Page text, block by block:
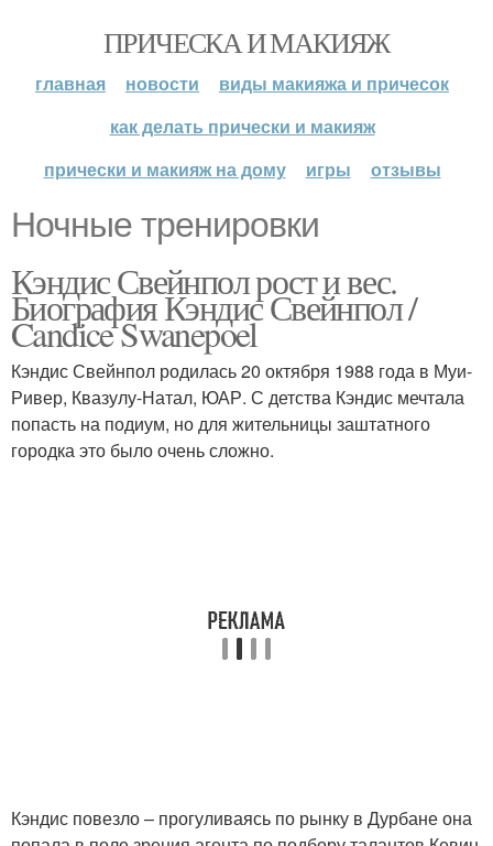
ПРИЧЕСКА И МАКИЯЖ
главная новости
виды макияжа и причесок
как делать прически и макияж
прически и макияж на дому
игры отзывы
Ночные тренировки
Кэндис Свейнпол рост и вес.
Биография Кэндис Свейнпол /
Candice Swanepoel
Кэндис Свейнпол родилась 20 октября 1988 года в Муи-
Ривер, Квазулу-Натал, ЮАР. С детства Кэндис мечтала
попасть на подиум, но для жительницы заштатного
городка это было очень сложно.
Кэндис повезло – прогуливаясь по рынку в Дурбане она